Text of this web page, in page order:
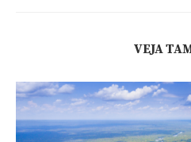
VEJA